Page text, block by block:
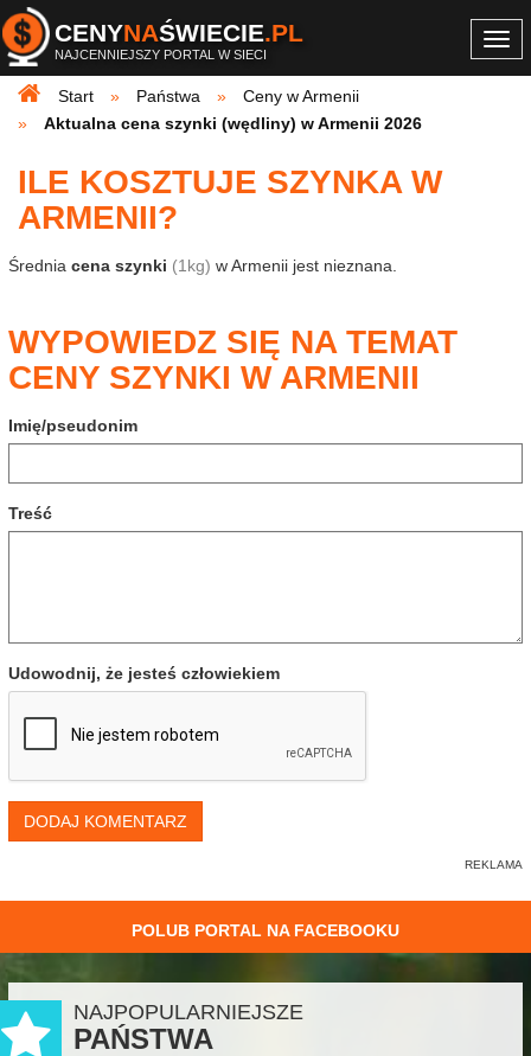
CENYNAŚWIECIE.PL
NAJCENNIEJSZY PORTAL W SIECI
Start
Państwa
Ceny w Armenii
Aktualna cena szynki (wędliny) w Armenii 2026
ILE KOSZTUJE SZYNKA W
ARMENII?
Średnia cena szynki (1kg) w Armenii jest nieznana.
WYPOWIEDZ SIĘ NA TEMAT
CENY SZYNKI W ARMENII
Imię/pseudonim
Treść
Udowodnij, że jesteś człowiekiem
DODAJ KOMENTARZ
POLUB PORTAL NA FACEBOOKU
NAJPOPULARNIEJSZE
PAŃSTWA